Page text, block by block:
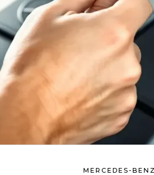
MERCEDES-BENZ